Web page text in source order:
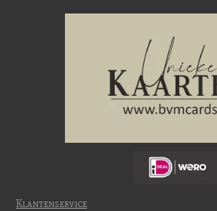
Klantenservice